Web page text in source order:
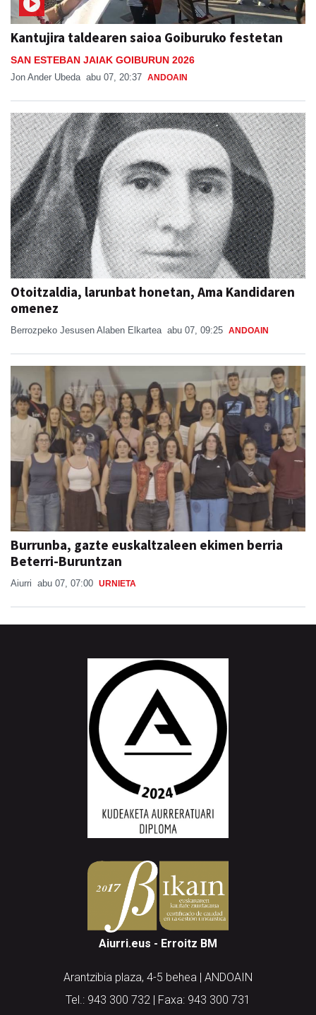
Kantujira taldearen saioa Goiburuko festetan
SAN ESTEBAN JAIAK GOIBURUN 2026
Jon Ander Ubeda abu 07, 20:37 ANDOAIN
Otoitzaldia, larunbat honetan, Ama Kandidaren
omenez
Berrozpeko Jesusen Alaben Elkartea abu 07, 09:25 ANDOAIN
Burrunba, gazte euskaltzaleen ekimen berria
Beterri-Buruntzan
Aiurri abu 07, 07:00 URNIETA
Aiurri.eus - Erroitz BM
Arantzibia plaza, 4-5 behea | ANDOAIN
Tel.: 943 300 732 | Faxa: 943 300 731